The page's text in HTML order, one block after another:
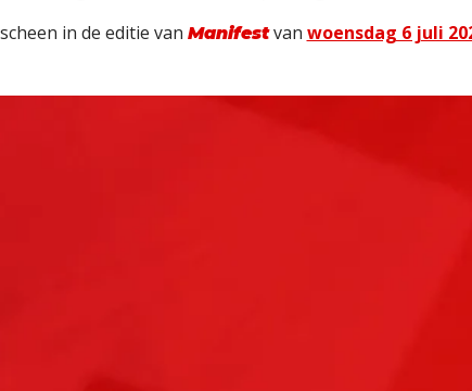
in de editie van Manifestvan woensdag 6 juli